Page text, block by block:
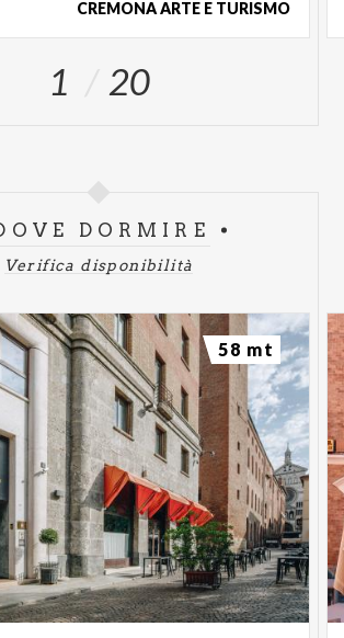
la volontà del Comune di
nella musica come strumento
valorizzazione urbana e
culturale, rafforzando il ruolo della
MUSICA 2026
- PIAZZA ROMA
Beat soundsystem (djset - 60s 70s)
Beat presenta: Famiglia Cobram
Beat soundsystem (djset - 60s 70s)
presenta: The Asini (live - punk
presenta: Køle (live - pop punk)
CREMONA ARTE E TURISMO
1 20
DORMIRE
Verifica disponibilità
58 mt